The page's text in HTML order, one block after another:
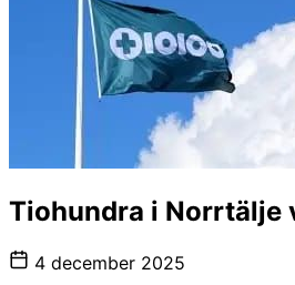
Tiohundra i Norrtälje
4 december 2025